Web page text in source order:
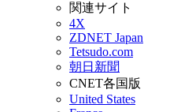
関連サイト
4X
ZDNET Japan
Tetsudo.com
朝日新聞
CNET各国版
United States